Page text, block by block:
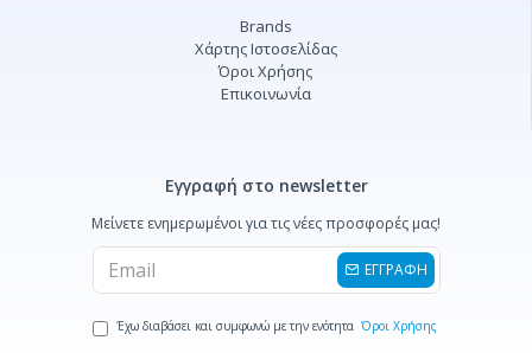
Brands
Χάρτης Ιστοσελίδας
Όροι Χρήσης
Επικοινωνία
Εγγραφή στο newsletter
Μείνετε ενημερωμένοι για τις νέες προσφορές μας!
ΕΓΓΡΑΦΗ
Έχω διαβάσει και συμφωνώ με την ενότητα Όροι Χρήσης